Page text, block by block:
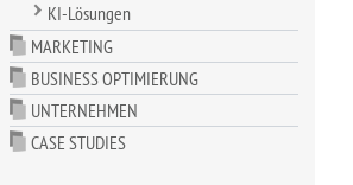
KI-Lösungen
MARKETING
BUSINESS OPTIMIERUNG
UNTERNEHMEN
CASE STUDIES